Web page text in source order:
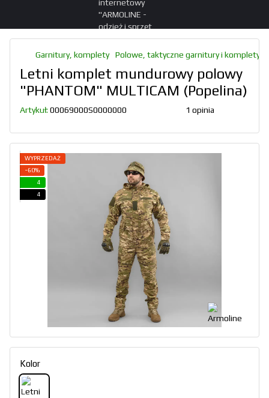
Garnitury, komplety Polowe, taktyczne garnitury i komplety
Letni komplet mundurowy polowy
"PHANTOM" MULTICAM (Popelina)
Artykuł: 00069000S0000000 1 opinia
WYPRZEDAŻ
−60%
4
4
Kolor